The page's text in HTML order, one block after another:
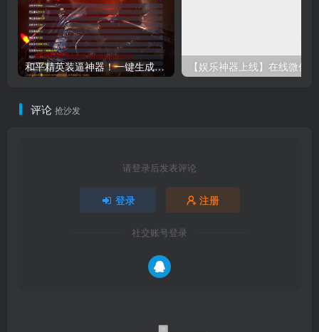
和平精英装逼神器！一键生成彩色字体代码单页源码下载｜手机电脑即用-卓创源码网
评论 抢沙发
请登录后发表评论
登录 注册
社交账号登录